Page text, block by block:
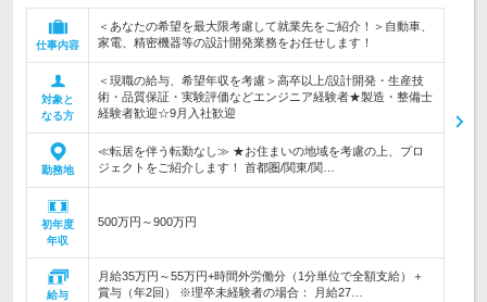
仕事内容
＜あなたの希望を最大限考慮して就業先をご紹介！＞自動車、
家電、精密機器等の設計開発業務をお任せします！
対象と
なる方
＜現職の給与、希望年収を考慮＞高卒以上/設計開発・生産技
術・品質保証・実験評価などエンジニア経験者★製造・整備士
経験者歓迎☆9月入社歓迎
勤務地
≪転居を伴う転勤なし≫ ★お住まいの地域を考慮の上、プロ
ジェクトをご紹介します！ 首都圏/関東/関…
初年度
年収
500万円～900万円
給与
月給35万円～55万円+時間外労働分（1分単位で全額支給）＋
賞与（年2回） ※理卒未経験者の場合： 月給27…